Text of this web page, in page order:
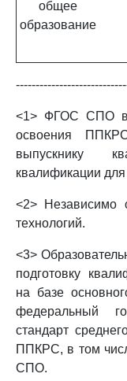
общее
образование
<1> ФГОС СПО в
освоения
выпускнику
квалификации
<2> Независимо
технологий.
<3>
подготовку
на базе
федеральный
стандарт
ППКРС, в том
СПО.